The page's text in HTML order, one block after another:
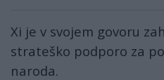
Xi je v svojem govoru
strateško podporo za
naroda.